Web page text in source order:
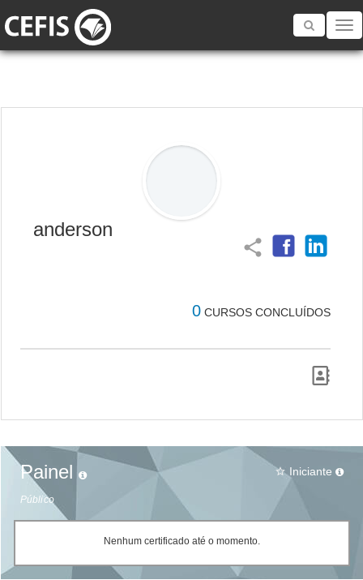
Toggle
anderson
share
0 CURSOS CONCLUÍDOS
Painel
Público
star_border Iniciante
Nenhum certificado até o momento.